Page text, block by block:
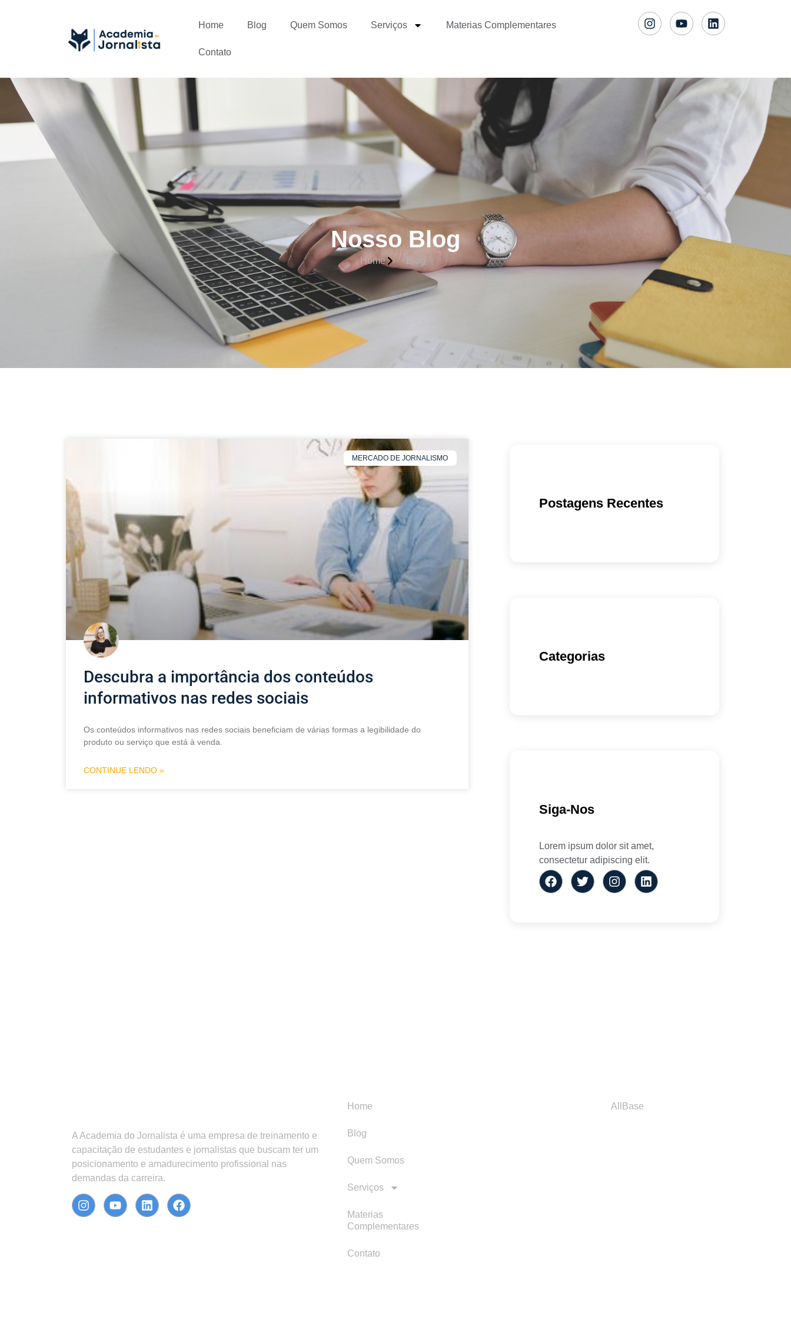
Home Blog Quem Somos Serviços Materias Complementares
Contato
Nosso Blog
Home Blog
MERCADO DE JORNALISMO
Descubra a importância dos conteúdos
informativos nas redes sociais
Os conteúdos informativos nas redes sociais beneficiam de várias formas a legibilidade do
produto ou serviço que está à venda.
CONTINUE LENDO »
Postagens Recentes
Categorias
Siga-Nos
Lorem ipsum dolor sit amet,
consectetur adipiscing elit.
A Academia do Jornalista é uma empresa de treinamento e
capacitação de estudantes e jornalistas que buscam ter um
posicionamento e amadurecimento profissional nas
demandas da carreira.
Home
Blog
Quem Somos
Serviços
Materias
Complementares
Contato
AllBase